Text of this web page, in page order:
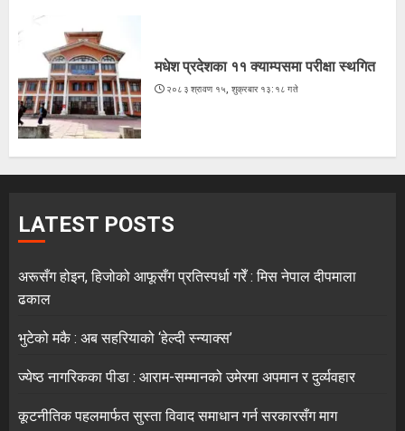
मधेश प्रदेशका ११ क्याम्पसमा परीक्षा स्थगित
२०८३ श्रावण १५, शुक्रबार १३:१८ गते
LATEST POSTS
अरूसँग होइन, हिजोको आफूसँग प्रतिस्पर्धा गरेँ : मिस नेपाल दीपमाला
ढकाल
भुटेको मकै : अब सहरियाको ‘हेल्दी स्न्याक्स’
ज्येष्ठ नागरिकका पीडा : आराम-सम्मानको उमेरमा अपमान र दुर्व्यवहार
कूटनीतिक पहलमार्फत सुस्ता विवाद समाधान गर्न सरकारसँग माग